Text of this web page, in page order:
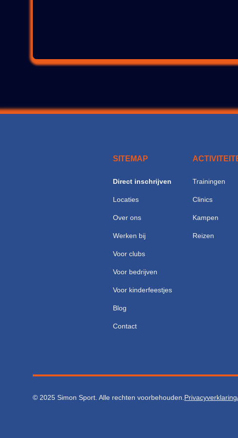
SITEMAP
Direct inschrijven
Locaties
Over ons
Werken bij
Voor clubs
Voor bedrijven
Voor kinderfeestjes
Blog
Contact
Trainingen
Clinics
Kampen
Reizen
© 2025 Simon Sport. Alle rechten voorbehouden.Privacyverklaring